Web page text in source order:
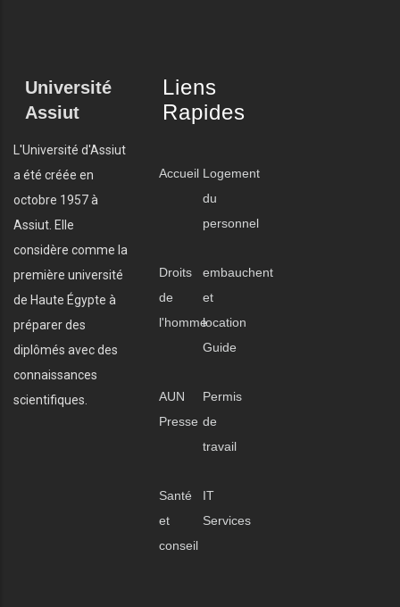
Université
Assiut
L'Université d'Assiut
a été créée en
octobre 1957 à
Assiut. Elle
considère comme la
première université
de Haute Égypte à
préparer des
diplômés avec des
connaissances
scientifiques.
Liens
Rapides
Accueil Logement
du
personnel
Droits
de
l'homme
embauchent
et
location
Guide
AUN
Presse
Permis
de
travail
Santé
et
conseil
IT
Services